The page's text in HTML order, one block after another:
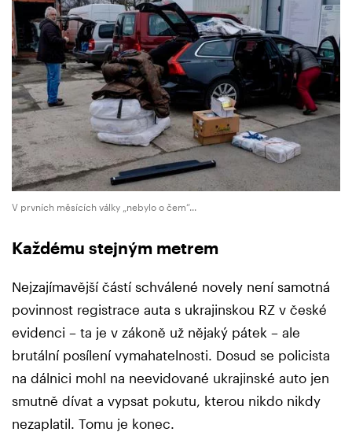
V prvních měsících války „nebylo o čem“...
Každému stejným metrem
Nejzajímavější částí schválené novely není samotná
povinnost registrace auta s ukrajinskou RZ v české
evidenci – ta je v zákoně už nějaký pátek – ale
brutální posílení vymahatelnosti. Dosud se policista
na dálnici mohl na neevidované ukrajinské auto jen
smutně dívat a vypsat pokutu, kterou nikdo nikdy
nezaplatil. Tomu je konec.